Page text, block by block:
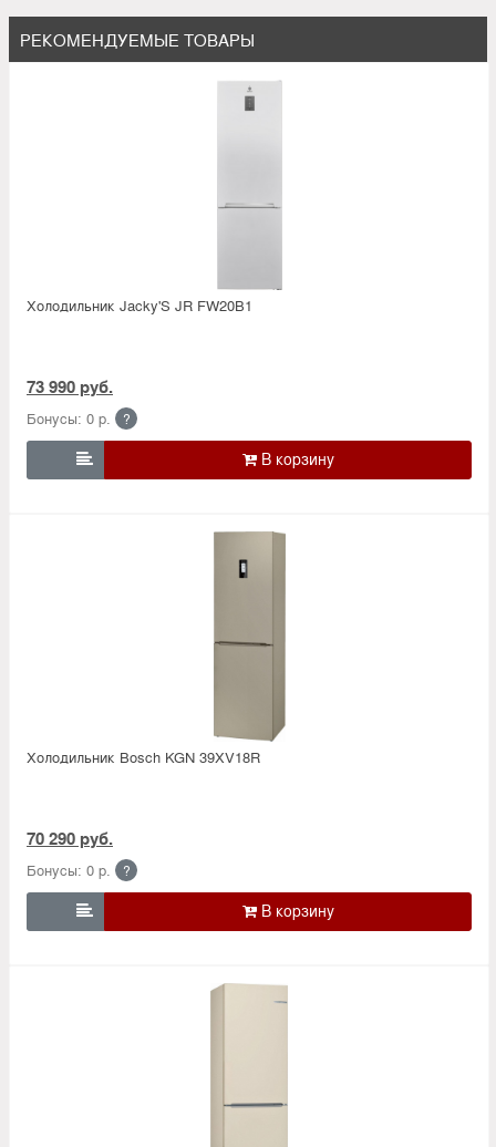
РЕКОМЕНДУЕМЫЕ ТОВАРЫ
Холодильник Jacky'S JR FW20B1
73 990 руб.
Бонусы: 0 р. ?

Холодильник Bosсh KGN 39XV18R
70 290 руб.
Бонусы: 0 р. ?
